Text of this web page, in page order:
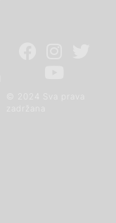
© 2024 Sva prava